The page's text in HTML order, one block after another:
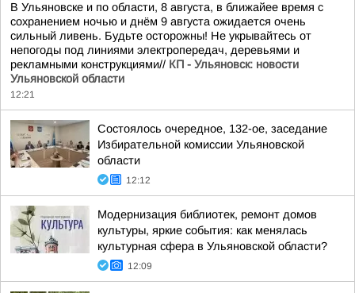
В Ульяновске и по области, 8 августа, в ближайее время с
сохранением ночью и днём 9 августа ожидается очень
сильный ливень. Будьте осторожны! Не укрывайтесь от
непогоды под линиями электропередач, деревьями и
рекламными конструкциями// КП - Ульяновск: новости
Ульяновской области
12:21
Состоялось очередное, 132-ое, заседание
Избирательной комиссии Ульяновской
области
12:12
Модернизация библиотек, ремонт домов
культуры, яркие события: как менялась
культурная сфера в Ульяновской области?
12:09